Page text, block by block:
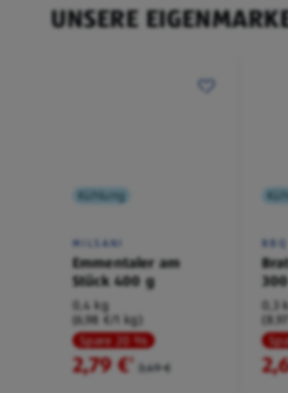
UNSERE
Kühlung
MILSANI
Emmentaler am
Stück 400 g
0,4 kg
(6,98 €/1 kg)
Spare 20 %
2,79 €² 3,49 €
BBQ
0,3